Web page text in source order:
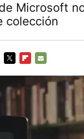
Microsoft
colección
MAIL